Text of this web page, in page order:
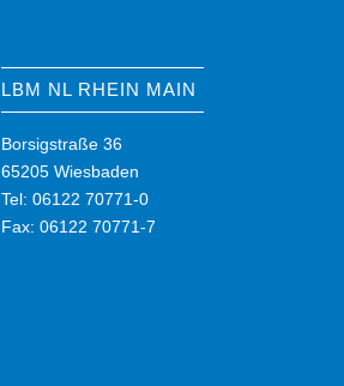
LBM NL RHEIN MAIN
Borsigstraße 36
65205 Wiesbaden
Tel: 06122 70771-0
Fax: 06122 70771-7